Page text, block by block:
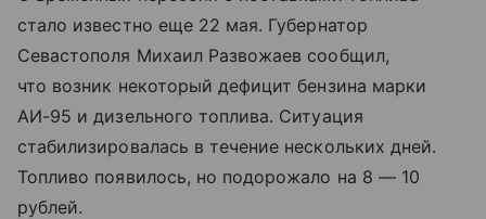
стало известно еще 22 мая. Губернатор
Севастополя Михаил Развожаев сообщил,
что возник некоторый дефицит бензина марки
АИ-95 и дизельного топлива. Ситуация
стабилизировалась в течение нескольких дней.
Топливо появилось, но подорожало на 8 — 10
рублей.